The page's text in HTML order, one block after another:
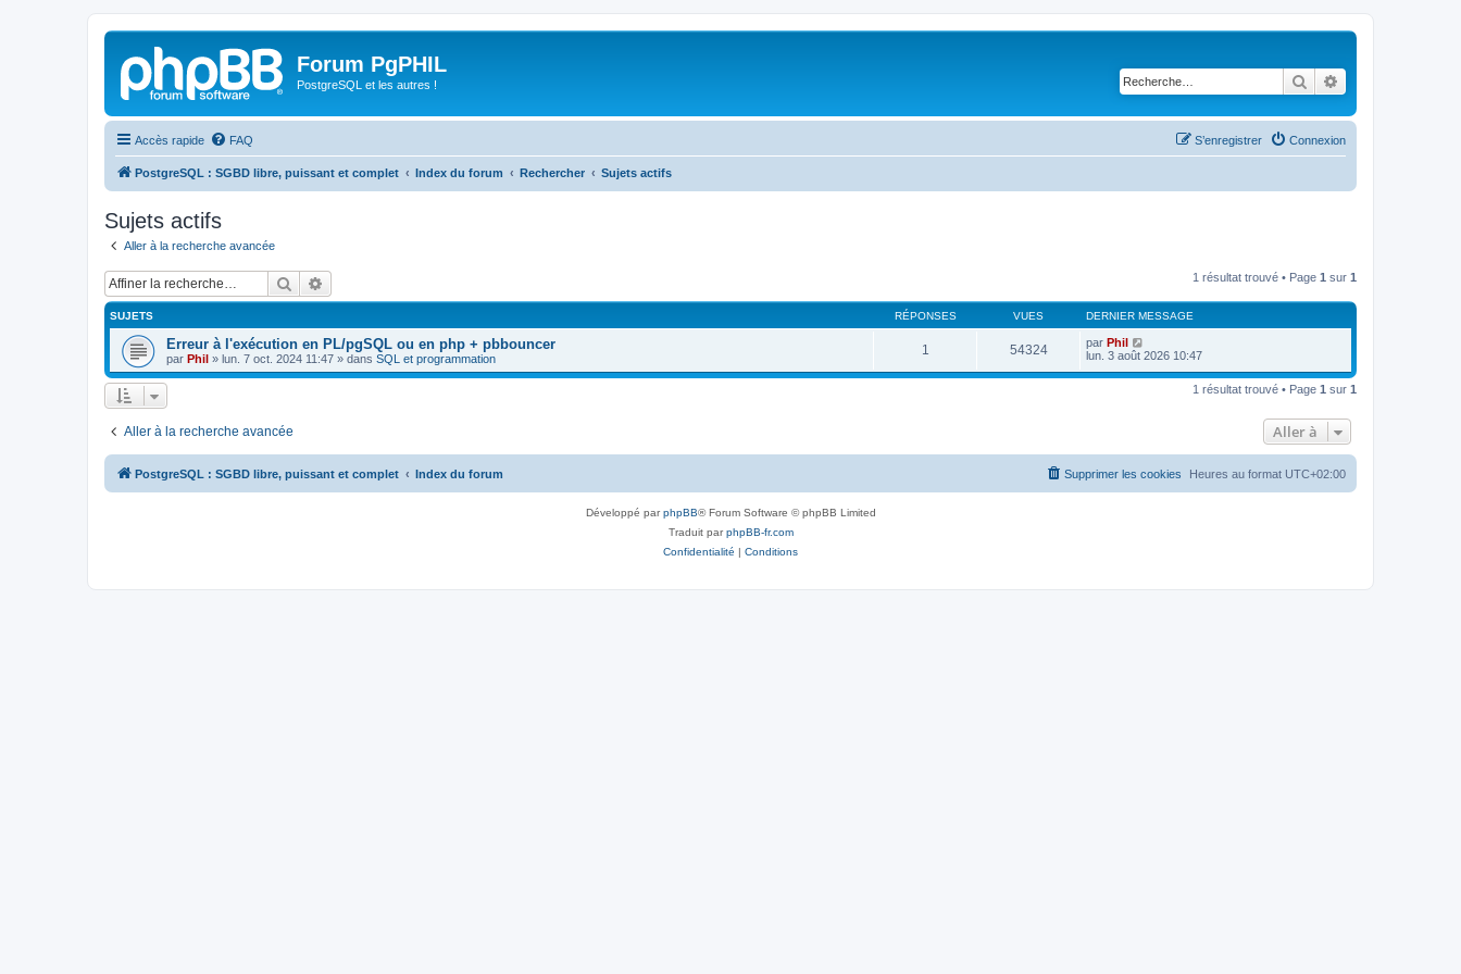
Forum PgPHIL
PostgreSQL et les autres ! Rechercher
Accès rapide FAQ Connexion
S’enregistrer
PostgreSQL : SGBD libre, puissant et complet Index du forum Rechercher Sujets actifs
Sujets actifs
Aller à la recherche avancée
Rechercher 1 résultat trouvé • Page 1 sur 1
SUJETS RÉPONSES VUES DERNIER MESSAGE
Erreur à l'exécution en PL/pgSQL ou en php + pbbouncer
par Phil » lun. 7 oct. 2024 11:47 » dans SQL et programmation
1 54324 par Phil
lun. 3 août 2026 10:47
1 résultat trouvé • Page 1 sur 1
Aller à la recherche avancée Aller à
PostgreSQL : SGBD libre, puissant et complet Index du forum Heures au format UTC+02:00
Supprimer les cookies
Développé parphpBB® Forum Software © phpBB Limited
Traduit parphpBB-fr.com
Confidentialité | Conditions